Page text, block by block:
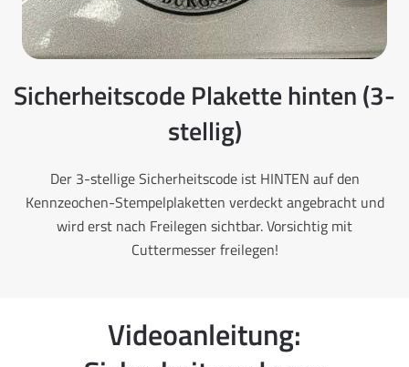
Sicherheitscode Plakette hinten (3-
stellig)
Der 3-stellige Sicherheitscode ist HINTEN auf den
Kennzeochen-Stempelplaketten verdeckt angebracht und
wird erst nach Freilegen sichtbar. Vorsichtig mit
Cuttermesser freilegen!
Videoanleitung: